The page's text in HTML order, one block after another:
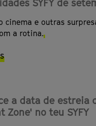
SYFY de
cinema e outras
a rotina.
a data de estreia
Zone' no teu SYFY